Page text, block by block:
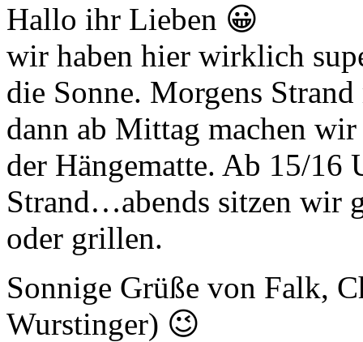
Hallo ihr Lieben 😀
wir haben hier wirklich
die Sonne. Morgens
dann ab Mittag machen
der Hängematte. Ab 15/16
Strand…abends sitzen wir
oder grillen.
Sonnige Grüße von Falk,
Wurstinger) 😉